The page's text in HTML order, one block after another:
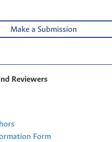
Make a Submission
Reviewers
Form